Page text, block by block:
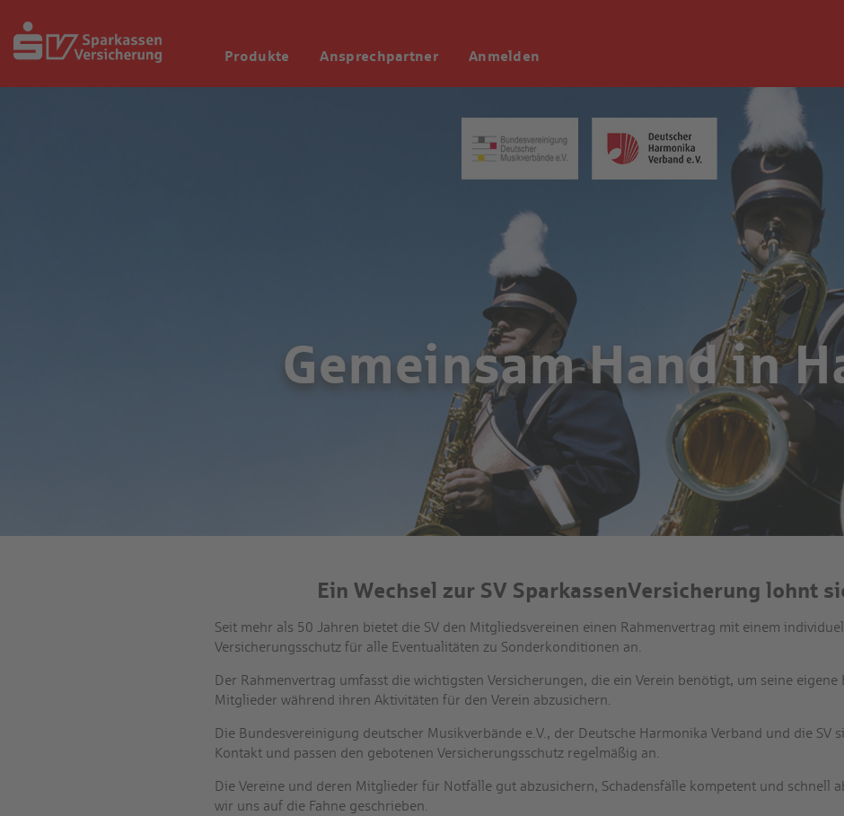
Produkte Ansprechpartner Anmelden
Gemeinsam Hand in
Ein Wechsel zur SV SparkassenVersicherung lohnt
Seit mehr als 50 Jahren bietet die SV den Mitgliedsvereinen einen Rahmenvertrag mit einem
Versicherungsschutz für alle Eventualitäten zu Sonderkonditionen an.
Der Rahmenvertrag umfasst die wichtigsten Versicherungen, die ein Verein benötigt, um seine eigene
Mitglieder während ihren Aktivitäten für den Verein abzusichern.
Die Bundesvereinigung deutscher Musikverbände e.V., der Deutsche Harmonika Verband und die SV
Kontakt und passen den gebotenen Versicherungsschutz regelmäßig an.
Die Vereine und deren Mitglieder für Notfälle gut abzusichern, Schadensfälle kompetent und schnell
wir uns auf die Fahne geschrieben.